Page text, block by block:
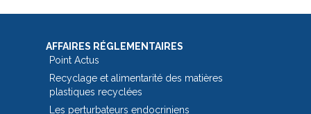
AFFAIRES RÉGLEMENTAIRES
Point Actus
Recyclage et alimentarité des matières
plastiques recyclées
Les perturbateurs endocriniens